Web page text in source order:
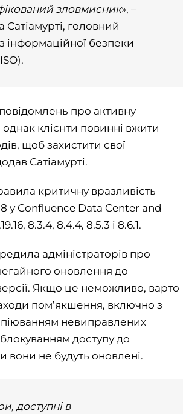
зловмисник», –
Сатіамурті, головний
інформаційної безпеки
про активну
клієнти повинні вжити
щоб захистити свої
Сатіамурті.
критичну вразливість
у Confluence Data Center and
8.3.4, 8.4.4, 8.5.3 і 8.6.1.
адміністраторів про
оновлення до
Якщо це неможливо, варто
пом’якшення, включно з
невиправлених
доступу до
вони не будуть оновлені.
доступні в